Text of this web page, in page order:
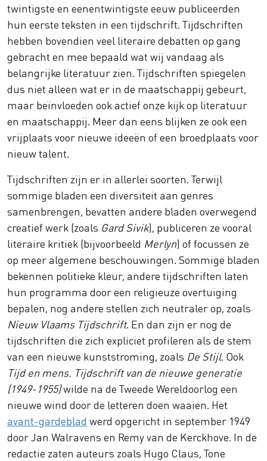
twintigste en eenentwintigste eeuw publiceerden
hun eerste teksten in een tijdschrift. Tijdschriften
hebben bovendien veel literaire debatten op gang
gebracht en mee bepaald wat wij vandaag als
belangrijke literatuur zien. Tijdschriften spiegelen
dus niet alleen wat er in de maatschappij gebeurt,
maar beïnvloeden ook actief onze kijk op literatuur
en maatschappij. Meer dan eens blijken ze ook een
vrijplaats voor nieuwe ideeën of een broedplaats voor
nieuw talent.
Tijdschriften zijn er in allerlei soorten. Terwijl
sommige bladen een diversiteit aan genres
samenbrengen, bevatten andere bladen overwegend
creatief werk (zoals Gard Sivik), publiceren ze vooral
literaire kritiek (bijvoorbeeld Merlyn) of focussen ze
op meer algemene beschouwingen. Sommige bladen
bekennen politieke kleur, andere tijdschriften laten
hun programma door een religieuze overtuiging
bepalen, nog andere stellen zich neutraler op, zoals
Nieuw Vlaams Tijdschrift. En dan zijn er nog de
tijdschriften die zich expliciet profileren als de stem
van een nieuwe kunststroming, zoals De Stijl. Ook
Tijd en mens. Tijdschrift van de nieuwe generatie
(1949-1955)wilde na de Tweede Wereldoorlog een
nieuwe wind door de letteren doen waaien. Het
avant-gardeblad werd opgericht in september 1949
door Jan Walravens en Remy van de Kerckhove. In de
redactie zaten auteurs zoals Hugo Claus, Tone